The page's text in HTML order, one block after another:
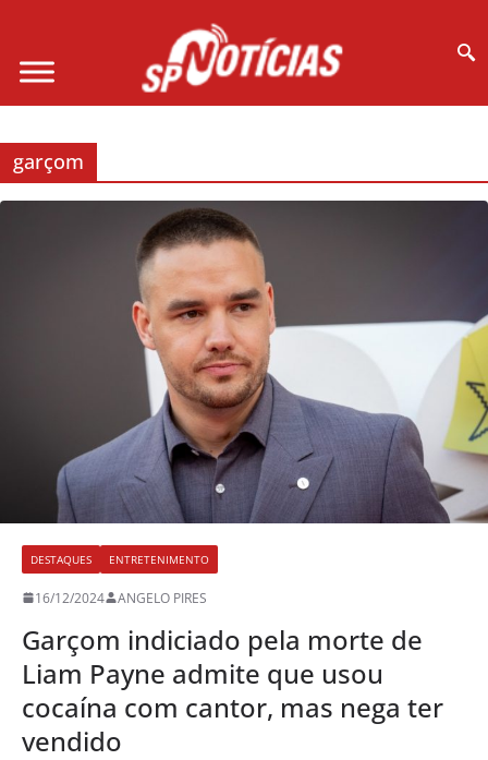
garçom
DESTAQUES ENTRETENIMENTO
16/12/2024 ANGELO PIRES
Garçom indiciado pela morte de
Liam Payne admite que usou
cocaína com cantor, mas nega ter
vendido